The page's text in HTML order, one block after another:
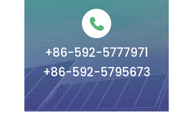
+86-592-5777971
+86-592-5795673